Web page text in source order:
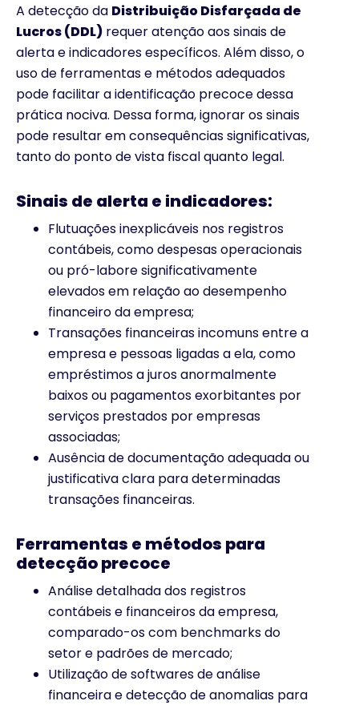
A detecção da Distribuição Disfarçada de
Lucros (DDL) requer atenção aos sinais de
alerta e indicadores específicos. Além disso, o
uso de ferramentas e métodos adequados
pode facilitar a identificação precoce dessa
prática nociva. Dessa forma, ignorar os sinais
pode resultar em consequências significativas,
tanto do ponto de vista fiscal quanto legal.
Sinais de alerta e indicadores:
Flutuações inexplicáveis nos registros
contábeis, como despesas operacionais
ou pró-labore significativamente
elevados em relação ao desempenho
financeiro da empresa;
Transações financeiras incomuns entre a
empresa e pessoas ligadas a ela, como
empréstimos a juros anormalmente
baixos ou pagamentos exorbitantes por
serviços prestados por empresas
associadas;
Ausência de documentação adequada ou
justificativa clara para determinadas
transações financeiras.
Ferramentas e métodos para
detecção precoce
Análise detalhada dos registros
contábeis e financeiros da empresa,
comparado-os com benchmarks do
setor e padrões de mercado;
Utilização de softwares de análise
financeira e detecção de anomalias para